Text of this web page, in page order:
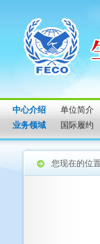
中心介绍 单位简介
业务领域
国际履约
您现在的位置